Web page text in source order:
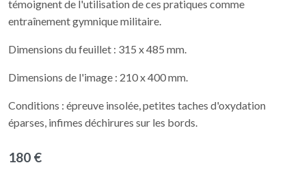
témoignent de l'utilisation de ces pratiques comme
entraînement gymnique militaire.
Dimensions du feuillet : 315 x 485 mm.
Dimensions de l'image : 210 x 400 mm.
Conditions : épreuve insolée, petites taches d'oxydation
éparses, infimes déchirures sur les bords.
180 €